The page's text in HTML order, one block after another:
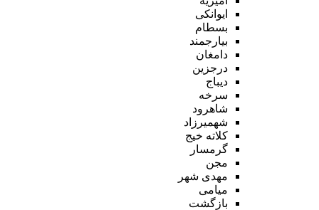
ایوانکی
بسطام
بیارجمند
دامغان
درجزین
دیباج
سرخه
شاهرود
شهمیرزاد
کلاته خیج
گرمسار
مجن
مهدی شهر
میامی
بازگشت